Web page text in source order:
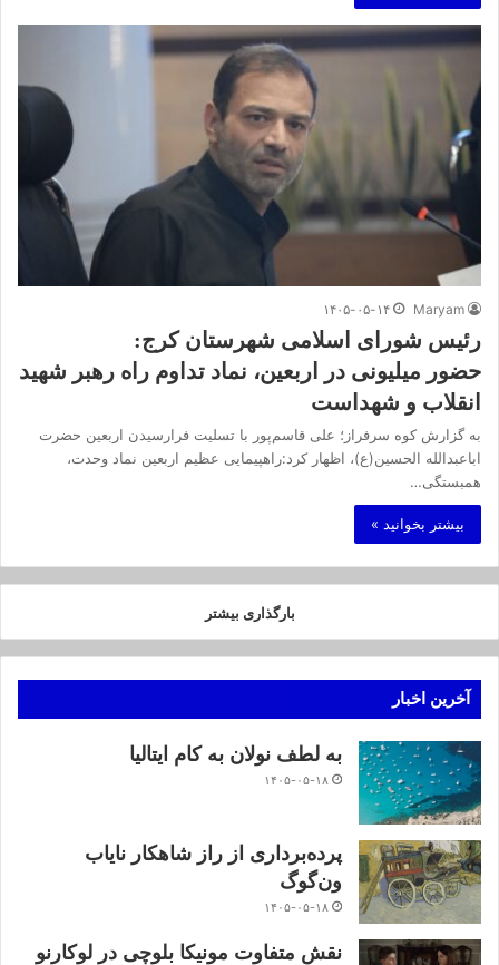
Maryam ۱۴۰۵-۰۵-۱۴
رئیس شورای اسلامی شهرستان کرج:
حضور میلیونی در اربعین، نماد تداوم راه رهبر شهید
انقلاب و شهداست
به گزارش کوه سرفراز؛ علی قاسم‌پور با تسلیت فرارسیدن اربعین حضرت
اباعبدالله الحسین(ع)، اظهار کرد:راهپیمایی عظیم اربعین نماد وحدت،
همبستگی…
بیشتر بخوانید »
بارگذاری بیشتر
آخرین اخبار
به لطف نولان به کام ایتالیا
۱۴۰۵-۰۵-۱۸
پرده‌برداری از راز شاهکار نایاب
ون‌گوگ
۱۴۰۵-۰۵-۱۸
نقش متفاوت مونیکا بلوچی در لوکارنو